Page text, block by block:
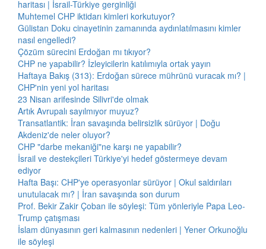
haritası | İsrail-Türkiye gerginliği
Muhtemel CHP iktidarı kimleri korkutuyor?
Gülistan Doku cinayetinin zamanında aydınlatılmasını kimler
nasıl engelledi?
Çözüm sürecini Erdoğan mı tıkıyor?
CHP ne yapabilir? İzleyicilerin katılımıyla ortak yayın
Haftaya Bakış (313): Erdoğan sürece mührünü vuracak mı? |
CHP'nin yeni yol haritası
23 Nisan arifesinde Silivri'de olmak
Artık Avrupalı sayılmıyor muyuz?
Transatlantik: İran savaşında belirsizlik sürüyor | Doğu
Akdeniz'de neler oluyor?
CHP "darbe mekaniği"ne karşı ne yapabilir?
İsrail ve destekçileri Türkiye'yi hedef göstermeye devam
ediyor
Hafta Başı: CHP'ye operasyonlar sürüyor | Okul saldırıları
unutulacak mı? | İran savaşında son durum
Prof. Bekir Zakir Çoban ile söyleşi: Tüm yönleriyle Papa Leo-
Trump çatışması
İslam dünyasının geri kalmasının nedenleri | Yener Orkunoğlu
ile söyleşi